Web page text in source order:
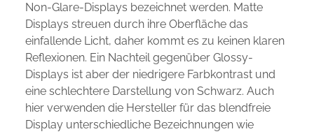
Non-Glare-Displays bezeichnet werden. Matte
Displays streuen durch ihre Oberfläche das
einfallende Licht, daher kommt es zu keinen klaren
Reflexionen. Ein Nachteil gegenüber Glossy-
Displays ist aber der niedrigere Farbkontrast und
eine schlechtere Darstellung von Schwarz. Auch
hier verwenden die Hersteller für das blendfreie
Display unterschiedliche Bezeichnungen wie